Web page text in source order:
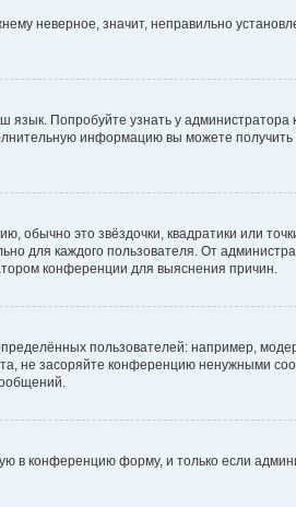
неверное, значит, неправильно
Попробуйте узнать у
информацию вы можете
обычно это звёздочки, квадратики или
для каждого пользователя. От
конференции для выяснения причин.
пользователей: например,
не засоряйте конференцию ненужными
в конференцию форму, и только если